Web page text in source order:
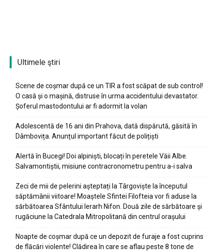
Ultimele ştiri
Scene de coșmar după ce un TIR a fost scăpat de sub control!
O casă și o mașină, distruse în urma accidentului devastator.
Șoferul mastodontului ar fi adormit la volan
Adolescentă de 16 ani din Prahova, dată dispărută, găsită în
Dâmbovița. Anunțul important făcut de polițiști
Alertă în Bucegi! Doi alpiniști, blocați în peretele Văii Albe.
Salvamontiștii, misiune contracronometru pentru a-i salva
Zeci de mii de pelerini așteptați la Târgoviște la începutul
săptămânii viitoare! Moaștele Sfintei Filofteia vor fi aduse la
sărbătoarea Sfântului Ierarh Nifon. Două zile de sărbătoare și
rugăciune la Catedrala Mitropolitană din centrul orașului
Noapte de coșmar după ce un depozit de furaje a fost cuprins
de flăcări violente! Clădirea în care se aflau peste 8 tone de